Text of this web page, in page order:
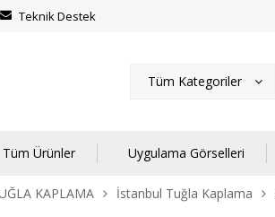
Teknik Destek
Tüm Kategoriler
Tüm Ürünler Uygulama Görselleri
KAPLAMA İstanbul Tuğla Kaplama